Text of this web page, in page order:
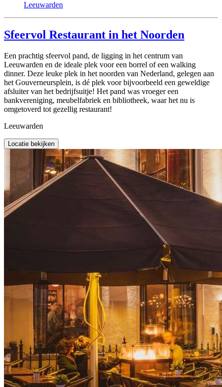
Leeuwarden
Sfeervol Restaurant in het Noorden
Een prachtig sfeervol pand, de ligging in het centrum van
Leeuwarden en de ideale plek voor een borrel of een walking
dinner. Deze leuke plek in het noorden van Nederland, gelegen aan
het Gouverneursplein, is dé plek voor bijvoorbeeld een geweldige
afsluiter van het bedrijfsuitje! Het pand was vroeger een
bankvereniging, meubelfabriek en bibliotheek, waar het nu is
omgetoverd tot gezellig restaurant!
Leeuwarden
Locatie bekijken